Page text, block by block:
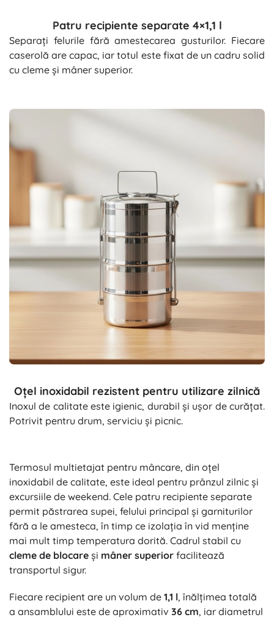
Patru recipiente separate 4×1,1 l
Separați felurile fără amestecarea gusturilor. Fiecare
caserolă are capac, iar totul este fixat de un cadru solid
cu cleme și mâner superior.
Oțel inoxidabil rezistent pentru utilizare zilnică
Inoxul de calitate este igienic, durabil și ușor de curățat.
Potrivit pentru drum, serviciu și picnic.
Termosul multietajat pentru mâncare, din oțel
inoxidabil de calitate, este ideal pentru prânzul zilnic și
excursiile de weekend. Cele patru recipiente separate
permit păstrarea supei, felului principal și garniturilor
fără a le amesteca, în timp ce izolația în vid menține
mai mult timp temperatura dorită. Cadrul stabil cu
cleme de blocare și mâner superior facilitează
transportul sigur.
Fiecare recipient are un volum de 1,1 l, înălțimea totală
a ansamblului este de aproximativ 36 cm, iar diametrul